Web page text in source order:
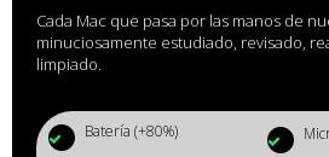
Cada Mac que pasa por las manos de
minuciosamente estudiado, revisado,
limpiado.
Batería (+80%)